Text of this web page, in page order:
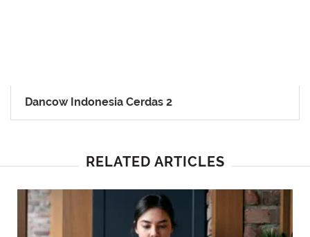
Dancow Indonesia Cerdas 2
RELATED ARTICLES